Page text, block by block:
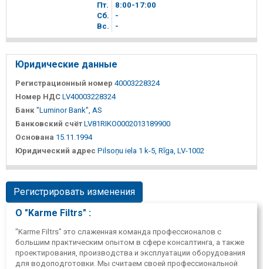
Пт.
8 00-17 00
Сб.
-
Вc.
-
Юридические данные
Регистрационный номер 40003228324
Номер НДС LV40003228324
Банк "Luminor Bank", AS
Банковский счёт LV81RIKO0002013189900
Основана 15.11.1994
Юридический адрес Pilsoņu iela 1 k-5, Rīga, LV-1002
Регистрировать изменения
О "Karme Filtrs" :
"Karme Filtrs" это слаженная команда профессионалов с
большим практическим опытом в сфере консалтинга, а также
проектирования, производства и эксплуатации оборудования
для водоподготовки. Мы считаем своей профессиональной